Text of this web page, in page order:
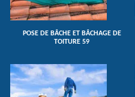
POSE DE BÂCHE ET BÂCHAGE DE
TOITURE 59